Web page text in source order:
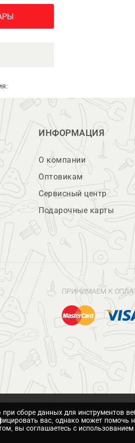
ИНФОРМАЦИЯ
О компании
Оптовикам
Сервисный центр
Подарочные карты
ПРИНИМАЕМ К
при сборе данных для инструментов
вас, однако может помочь
вы соглашаетесь с